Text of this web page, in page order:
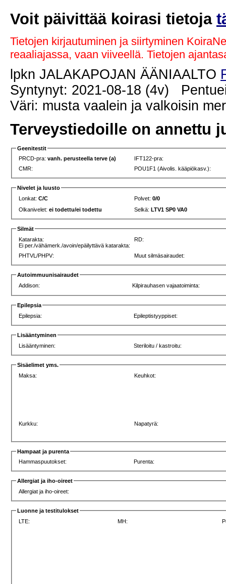
Voit päivittää koirasi tietoja
Tietojen kirjautuminen ja siirtyminen
reaaliajassa, vaan viiveellä. Tietojen
lpkn JALAKAPOJAN ÄÄNIAALTO
Syntynyt: 2021-08-18 (4v)
Väri: musta vaalein ja valkoisin
Terveystiedoille on annettu
Geenitestit
PRCD-pra:vanh. perusteella terve (a)
IFT122-pra:
CMR:
POU1F1 (Aivolis. kääpiökasv.):
Nivelet ja luusto
Lonkat:C/C Polvet:0/0
Olkanivelet:ei todettu/ei todettu Selkä:LTV1 SP0 VA0
Silmät
Katarakta:
Ei per./vähämerk./avoin/epäilyttävä katarakta:
RD:
PHTVL/PHPV: Muut silmäsairaudet:
Autoimmuunisairaudet
Addison:
Kilpirauhasen vajaatoiminta:
Epilepsia
Epilepsia:
Epileptistyyppiset:
Lisääntyminen
Lisääntyminen:
Steriloitu / kastroitu:
Sisäelimet yms.
Maksa:
Keuhkot:
Kurkku: Napatyrä:
Hampaat ja purenta
Hammaspuutokset:
Purenta:
Allergiat ja iho-oireet
Allergiat ja iho-oireet:
Luonne ja testitulokset
LTE:
MH: